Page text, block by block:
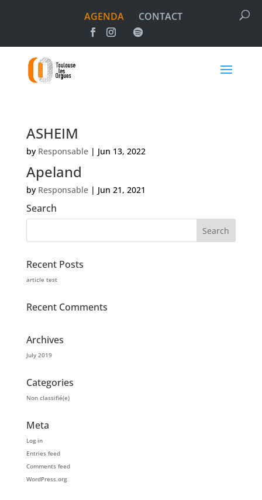
AGENDA CONTACT
ASHEIM
by Responsable| Jun 13, 2022
Apeland
by Responsable| Jun 21, 2021
Search
Recent Posts
article test
Recent Comments
Archives
July 2019
Categories
Non classifié(e)
Meta
Log in
Entries feed
Comments feed
WordPress.org